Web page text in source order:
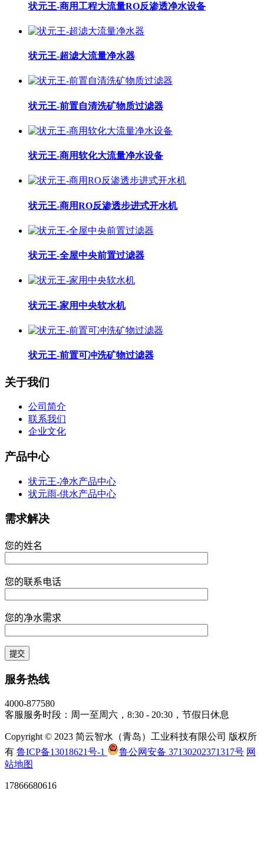
状元王-商用工程大流量RO反渗透净水设备
状元王-超滤大流量净水器
状元王-前置自清洗矿物质过滤器
状元王-商用软化大流量净水设备
状元王-商用RO反渗透步进式开水机
状元王-全屋中央前置过滤器
状元王-家用中央软水机
状元王-前置可冲洗矿物过滤器
关于我们
公司简介
联系我们
企业文化
产品中心
状元王-净水产品中心
状元雨-供水产品中心
需求解决
您的姓名
您的联系电话
您的净水需求
服务热线
4000-877580
客服服务时段：周一至周六，8:30 - 20:30，节假日休息
Copyright © 2023 简云智水（青岛）工业科技有限公司 版权所
有 鲁ICP备13018621号-1 鲁公网安备 37130202371317号 网
站地图
17866680616